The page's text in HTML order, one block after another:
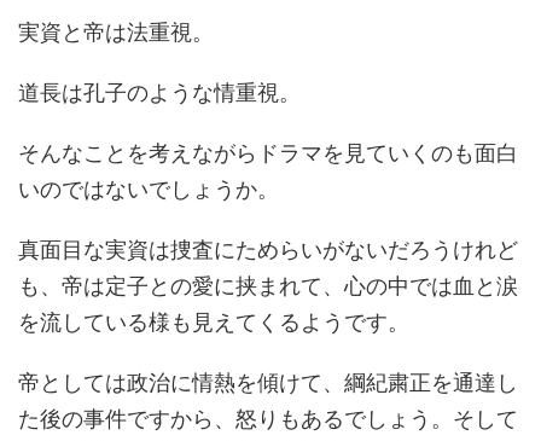
実資と帝は法重視。
道長は孔子のような情重視。
そんなことを考えながらドラマを見ていくのも面白
いのではないでしょうか。
真面目な実資は捜査にためらいがないだろうけれど
も、帝は定子との愛に挟まれて、心の中では血と涙
を流している様も見えてくるようです。
帝としては政治に情熱を傾けて、綱紀粛正を通達し
た後の事件ですから、怒りもあるでしょう。そして